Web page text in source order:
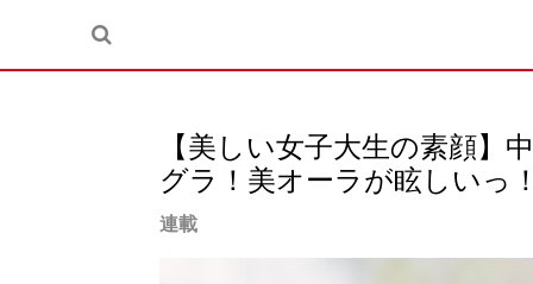
【美しい女子大生の素顔】
グラ！美オーラが眩しいっ
連載